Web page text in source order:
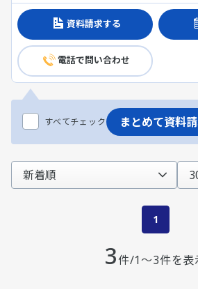
資料請求する
電話で問い合わせ
すべてチェック まとめて資料
3件/1～3件を表
1